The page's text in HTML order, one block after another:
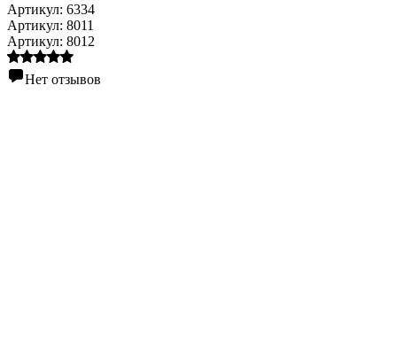
Артикул: 6334
Артикул: 8011
Артикул: 8012
Нет отзывов